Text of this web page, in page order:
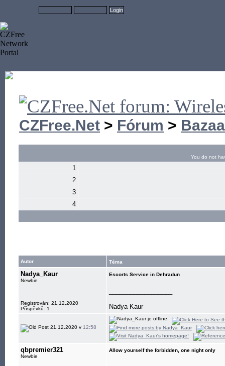
CZFree.Net > Fórum >
You do not
1
2
3
4
Autor Téma
Nadya_Kaur
Newbie
Registrován: 21.12.2020
Příspěvků: 1
Escorts Service in Dehradun
Nadya Kaur
21.12.2020 v 12:58
qbpremier321
Newbie
Allow yourself the forbidden, one night only